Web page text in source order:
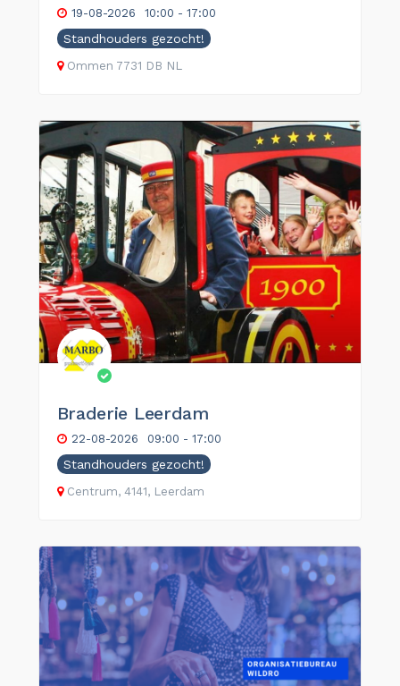
19-08-2026 10:00 - 17:00
Standhouders gezocht!
Ommen 7731 DB NL
Braderie Leerdam
22-08-2026 09:00 - 17:00
Standhouders gezocht!
Centrum, 4141, Leerdam